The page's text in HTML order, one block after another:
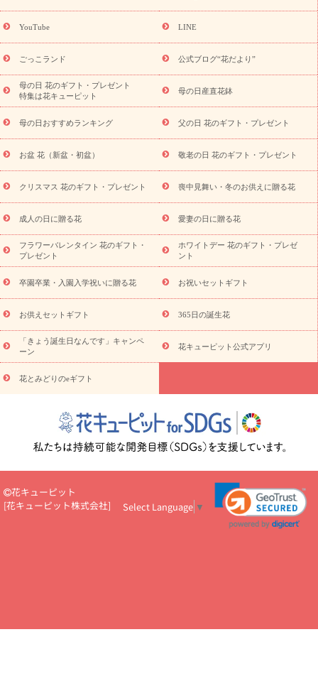
9月の誕生花(リンドウ)
ら探す
お祝いの花特集 当日配達特急便 お祝い商品一覧
念日
結婚祝い 出産祝い 退院祝い・快気祝い
寿祝い
プチギフト ペットのお祝いフラワー
供え・お悔やみ商品一覧
お供え・お悔やみの花
四十九日法要以
降に贈る花
通夜・葬儀に贈る花
お供え お花とセットギフト
お供え プリザーブドフラワー
ペットのお供えフラワー
お盆（新
盆・初盆）
その他 お祝い返し お見舞い
お取り寄せギフト
ビジネス用
ご自宅用 観葉植物 ミディ胡蝶蘭
プリザーブ
ドフラワー
スタイルから探す アレンジメント 花束
スタ
ンド花
お祝い お供え・お悔やみ 胡蝶蘭 胡蝶蘭・花鉢
ディ胡蝶蘭・お祝い
ミディ胡蝶蘭・お供え
世界初の青色胡蝶蘭
観葉植物
観葉植物 産直多肉植物
プリザーブドフラワー
お祝い
お供え・お悔やみ 花とセットギフト
セミオーダー
プチギフト（hanamore -ハナモア-）
花とみどりのeギフト
キューピットのeGfit
カラー ピンク イエローオレンジ
レッ
ド
お花の種類 トルコキキョウ
お祝い お祝い・3000円～ お祝い・4000円～
お祝い・
5000円～
お祝い・7000円～ お祝い・ 10000円～
お供え・お
悔やみ
円～
お供え・お悔やみ・
読み物
いのマナー
定年退職祝いのマナー
お祝いを贈るときのマナー・
花キューピットのお祝いコラム一覧
誕生日のお花を「色
彩心理学」で選ぶ方法
結婚祝いの予算相場
出産祝いお役立ち情
ール
新築引っ越し祝いコラム お祝い花のマナー総まとめ
職
場上司や先輩へ贈るお祝い花の正解は？
開店祝いの花 選び方ガイ
あり)
花キューピット×専門家
CO2排出量削減 / SDGsを考える
YouTube LINE
ごっこランド 公式ブログ“花だより”
母の日 花のギフト・プレゼント
特集は花キューピット
母の日産直花鉢
母の日おすすめランキング 父の日 花のギフト・プレゼント
お盆 花（新盆・初盆） 敬老の日 花のギフト・プレゼント
クリスマス 花のギフト・プレゼント 喪中見舞い・冬のお供えに贈る花
成人の日に贈る花 愛妻の日に贈る花
フラワーバレンタイン 花のギフト・
プレゼント
ホワイトデー 花のギフト・プレゼ
ント
卒園卒業・入園入学祝いに贈る花 お祝いセットギフト
お供えセットギフト 365日の誕生花
「きょう誕生日なんです」キャンペ
ーン
花キューピット公式アプリ
花とみどりのeギフト
花キューピット
[花キューピット株式会社] Select Language ▼